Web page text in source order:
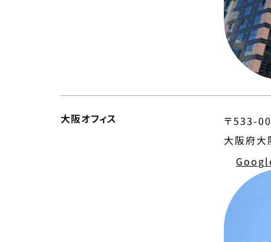
大阪オフィス
〒533-
大阪府